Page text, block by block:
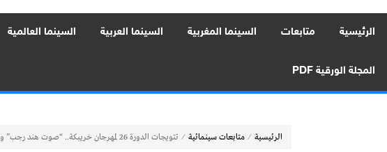
الرئيسية متابعات السينما المغربية السينما العربية السينما العالمية
المجلة الورقية PDF
الرئيسية ⁄ متابعات سينمائية ⁄ تتويجات الدورة 26 لمهرجان خريبكة.. “صوت هند رجب” و”نهاية أخرى” في الصدارة